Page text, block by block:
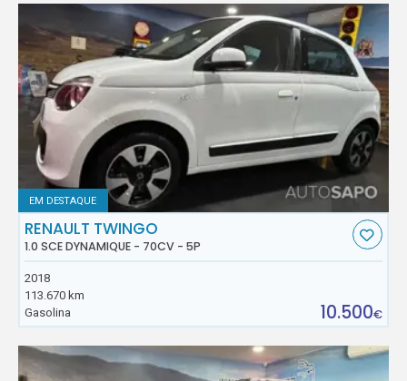
EM DESTAQUE
RENAULT TWINGO
1.0 SCE DYNAMIQUE - 70CV - 5P
2018
113.670 km
Gasolina
10.500€